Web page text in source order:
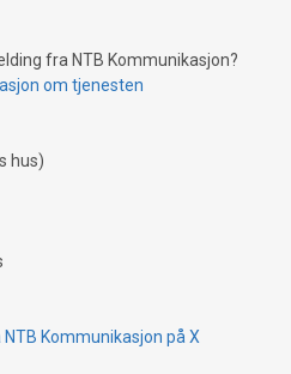
grenser.
fra NTB Kommunikasjon?
om tjenesten
hus)
Kommunikasjon på X